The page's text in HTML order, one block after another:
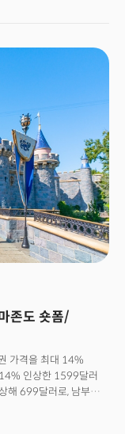
는 전염병의 정점에서
사업은 크게 7가지
한 라이프스타일 변화가
, 원격 근무,
백신에서
는 것으로
아시아 국적이었고,
을 갖고 있었습니다. 👉
혜택을 본 억만장자들의
순자산은 팬데믹
평균 58%나
판 밴슬 모더나 CEO의
일 현재 75%나 급감한
CEO의 자산도 최고점인
가르시아 카바나 공동
는 "백신 개발자들이
"라고 설명했는데요.
닷컴 버블을 보는 것
를 채웠지만, 이런
했습니다. 엔데믹과
세상을 주도하게
존도 숏폼/
가격을 최대 14%
인상한 1599달러
해 699달러로, 남부
449달러로